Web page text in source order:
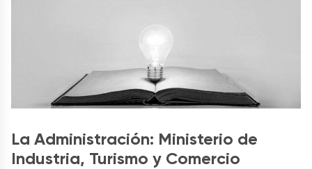
La Administración: Ministerio de
Industria, Turismo y Comercio